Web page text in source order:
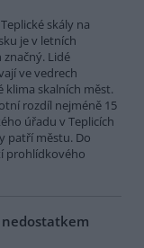
skály na
je v letních
značný. Lidé
ve vedrech
klima skalních měst.
rozdíl nejméně 15
úřadu v Teplicích
patří městu. Do
prohlídkového